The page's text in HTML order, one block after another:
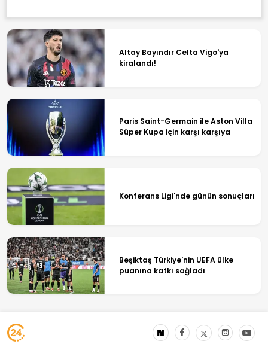
Altay Bayındır Celta Vigo'ya
kiralandı!
Paris Saint-Germain ile Aston Villa
Süper Kupa için karşı karşıya
Konferans Ligi'nde günün sonuçları
Beşiktaş Türkiye'nin UEFA ülke
puanına katkı sağladı